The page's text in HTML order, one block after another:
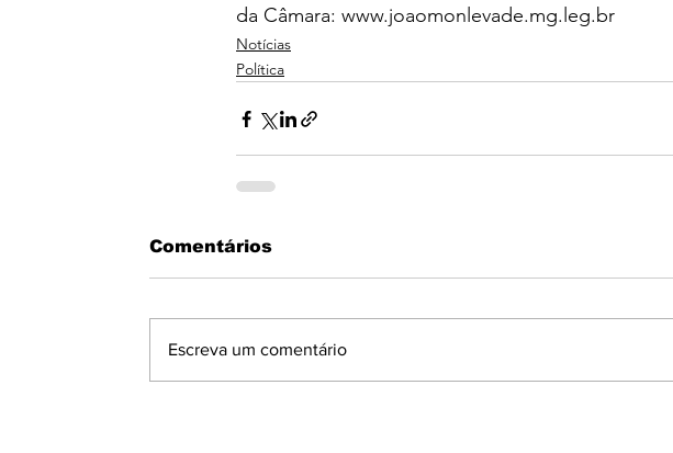
da Câmara: www.joaomonlevade.mg.leg.br
Notícias
Política
Comentários
Escreva um comentário